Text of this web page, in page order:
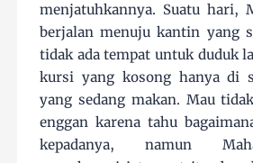
menjatuhkannya. Suatu hari,
berjalan menuju kantin yang
tidak ada tempat untuk duduk
kursi yang kosong hanya di
yang sedang makan. Mau
enggan karena tahu
kepadanya, namun